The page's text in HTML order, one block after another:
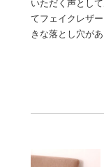
いただく声とし
てフェイクレザ
きな落とし穴が